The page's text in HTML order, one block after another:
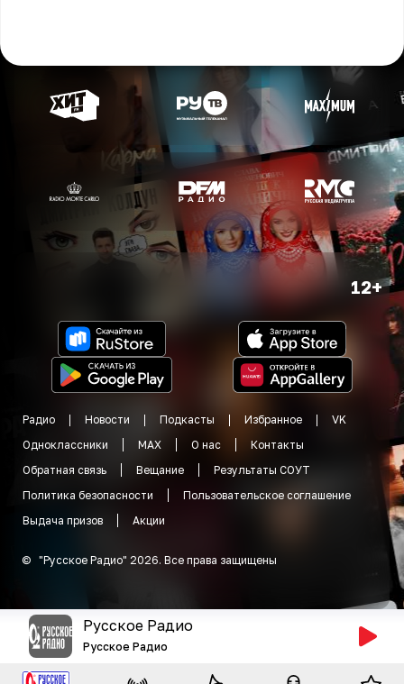
12+
Радио Новости Подкасты Избранное
VK
Одноклассники
MAX О нас
Контакты
Обратная связь
Вещание
Результаты СОУТ
Политика безопасности
Пользовательское соглашение
Выдача призов
Акции
© "Русское Радио" 2026. Все права защищены
Русское Радио
Русское Радио